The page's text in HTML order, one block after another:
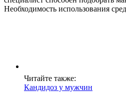
Необходимость использования
Читайте также:
Кандидоз у мужчин